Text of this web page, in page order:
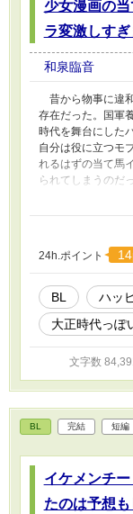
少女漫画の
ラ変激しす
和泉臨音
昔から物事に違
存在だった。国軍
時代を舞台にした
自分は役に立つモ
れるはずの当て馬
られてしまうのだ
世記憶で戦闘力が
ご注意ください。
24h.ポイント
BL ハッ
大正時代っぽ
文字数
BL 完結 短編
イケメンチ
たのは予想